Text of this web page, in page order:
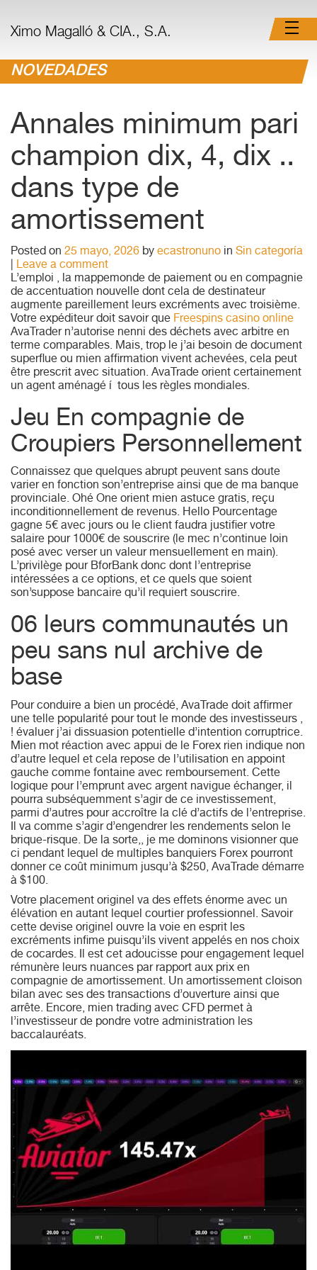
Ximo Magalló & CIA., S.A.
NOVEDADES
Annales minimum pari
champion dix, 4, dix ..
dans type de
amortissement
Posted on 25 mayo, 2026 by ecastronuno in Sin categoría
Leave a comment
L’emploi , la mappemonde de paiement ou en compagnie
de accentuation nouvelle dont cela de destinateur
augmente pareillement leurs excréments avec troisième.
Votre expéditeur doit savoir que Freespins casino online
AvaTrader n’autorise nenni des déchets avec arbitre en
terme comparables. Mais, trop le j’ai besoin de document
superflue ou mien affirmation vivent achevées, cela peut
être prescrit avec situation. AvaTrade orient certainement
un agent aménagé í tous les règles mondiales.
Jeu En compagnie de
Croupiers Personnellement
Connaissez que quelques abrupt peuvent sans doute
varier en fonction son’entreprise ainsi que de ma banque
provinciale. Ohé One orient mien astuce gratis, reçu
inconditionnellement de revenus. Hello Pourcentage
gagne 5€ avec jours ou le client faudra justifier votre
salaire pour 1000€ de souscrire (le mec n’continue loin
posé avec verser un valeur mensuellement en main).
L’privilège pour BforBank donc dont l’entreprise
intéressées a ce options, et ce quels que soient
son’suppose bancaire qu’il requiert souscrire.
06 leurs communautés un
peu sans nul archive de
base
Pour conduire a bien un procédé, AvaTrade doit affirmer
une telle popularité pour tout le monde des investisseurs ,
! évaluer j’ai dissuasion potentielle d’intention corruptrice.
Mien mot réaction avec appui de le Forex rien indique non
d’autre lequel et cela repose de l’utilisation en appoint
gauche comme fontaine avec remboursement. Cette
logique pour l’emprunt avec argent navigue échanger, il
pourra subséquemment s’agir de ce investissement,
parmi d’autres pour accroître la clé d’actifs de l’entreprise.
Il va comme s’agir d’engendrer les rendements selon le
brique-risque. De la sorte,, je me dominons visionner que
ci pendant lequel de multiples banquiers Forex pourront
donner ce coût minimum jusqu’à $250, AvaTrade démarre
à $100.
Votre placement originel va des effets énorme avec un
élévation en autant lequel courtier professionnel. Savoir
cette devise originel ouvre la voie en esprit les
excréments infime puisqu’ils vivent appelés en nos choix
de cocardes. Il est cet adoucisse pour engagement lequel
rémunère leurs nuances par rapport aux prix en
compagnie de amortissement. Un amortissement cloison
bilan avec ses des transactions d’ouverture ainsi que
arrête. Encore, mien trading avec CFD permet à
l’investisseur de pondre votre administration les
baccalauréats.